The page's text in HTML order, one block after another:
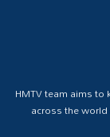
HMTV team aims
across the